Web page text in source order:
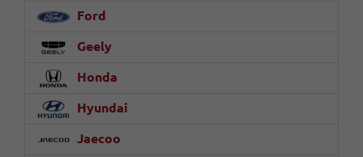
Ford
Geely
Honda
Hyundai
Jaecoo